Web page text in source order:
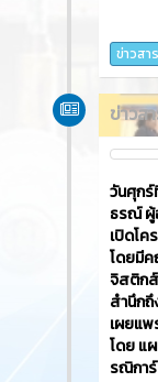
ข่าวสาร
ข่าวส
วันศุกร์
ธรณ์ ผู้
เปิดโ
โดยมีค
จิสติกส์
สำนึก
เผยแ
โดย แ
รณิกา